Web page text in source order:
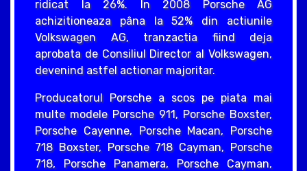
ridicat la 26%. În 2008 Porsche AG
achizitioneaza pâna la 52% din actiunile
Volkswagen AG, tranzactia fiind deja
aprobata de Consiliul Director al Volkswagen,
devenind astfel actionar majoritar.
Producatorul Porsche a scos pe piata mai
multe modele Porsche 911, Porsche Boxster,
Porsche Cayenne, Porsche Macan, Porsche
718 Boxster, Porsche 718 Cayman, Porsche
718, Porsche Panamera, Porsche Cayman,